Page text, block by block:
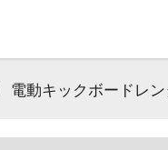
電動キックボードレ